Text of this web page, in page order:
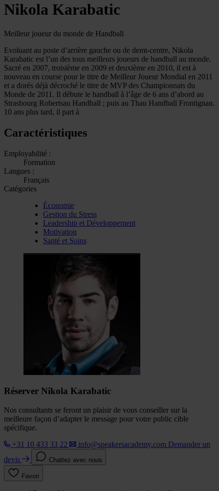
Nikola Karabatic
Meilleur joueur du monde de Handball
Evoluant au poste d’arrière gauche ou de demi-centre, Nikola
Karabatic est l’un des tous meilleurs joueurs de handball au monde.
Sacré en 2007, troisième en 2009 et deuxième en 2010, il est à
nouveau en course pour le titre de Meilleur Joueur Mondial en 2011
et a dorés déjà décroché le titre de MVP des Championnats du
Monde de 2011. Il débute le handball à l’âge de 6 ans d’abord au
Strasbourg Robertsau Handball ; puis au Thau Handball Frontignan.
10 ans plus tard, il part à
Caractéristiques
Employabilité :
Formation
Langues :
Français
Catégories
Économie
Gestion du Stress
Leadership et Développement
Motivation
Santé et Soins
Réserver Nikola Karabatic
Nos consultants se feront un plaisir de vous conseiller sur la
meilleure façon d’adapter le message pour votre public cible
spécifique.
+31 10 433 33 22
info@speakersacademy.com Demander un
devis
Chattez avec nous
Favori